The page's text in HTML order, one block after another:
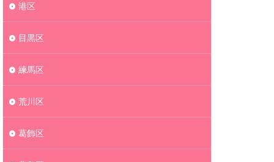
港区
目黒区
練馬区
荒川区
葛飾区